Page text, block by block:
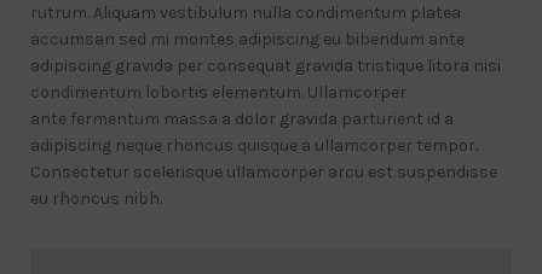
rutrum. Aliquam vestibulum nulla condimentum platea
accumsan sed mi montes adipiscing eu bibendum ante
adipiscing gravida per consequat gravida tristique litora nisi
condimentum lobortis elementum. Ullamcorper
ante fermentum massa a dolor gravida parturient id a
adipiscing neque rhoncus quisque a ullamcorper tempor.
Consectetur scelerisque ullamcorper arcu est suspendisse
eu rhoncus nibh.